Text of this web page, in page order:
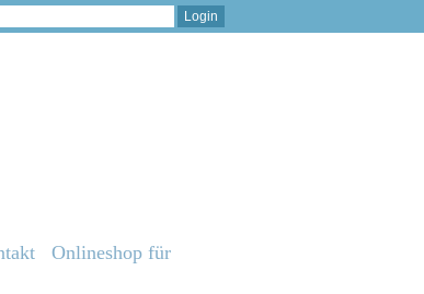
Onlineshop für